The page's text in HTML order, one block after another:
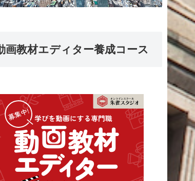
画教材エディター養成コース